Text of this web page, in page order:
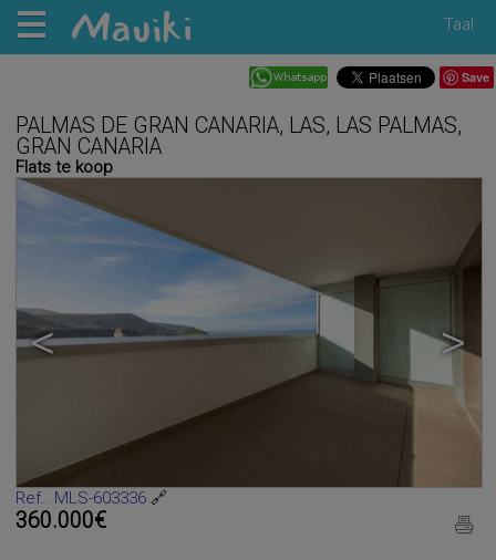
Taal
Save
PALMAS DE GRAN CANARIA, LAS, LAS PALMAS,
GRAN CANARIA
Flats te koop
< >
Ref.. MLS-603336 🔗
360.000€